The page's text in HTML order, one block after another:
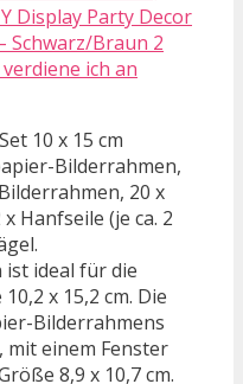
Display Party Decor
Schwarz/Braun 2
ich an
10 x 15 cm
Bilderrahmen,
20 x
Hanfseile (je ca. 2
ist ideal für die
x 15,2 cm. Die
Bilderrahmens
mit einem Fenster
8,9 x 10,7 cm.